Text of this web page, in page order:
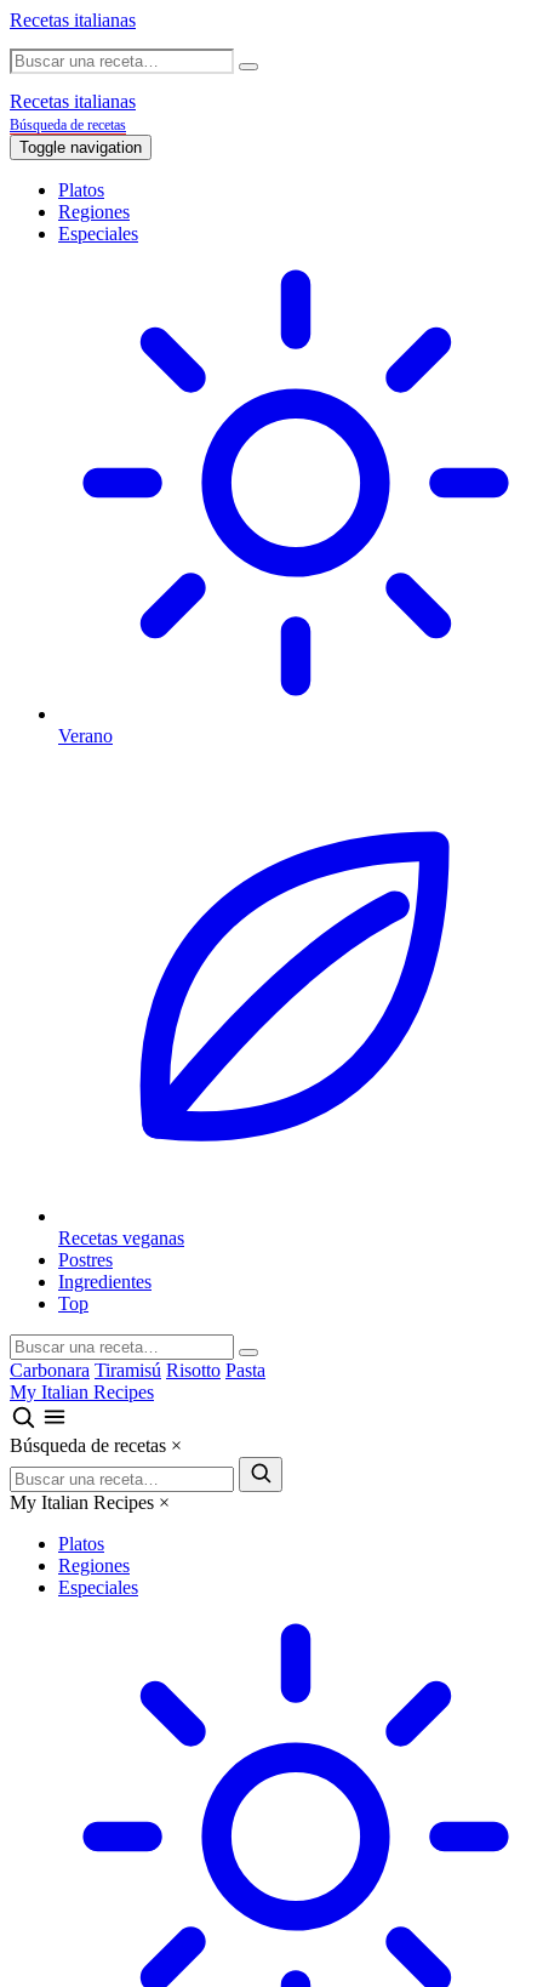
Recetas italianas
Recetas italianas
Búsqueda de recetas
Toggle navigation
Platos
Regiones
Especiales
Verano
Recetas veganas
Postres
Ingredientes
Top
Carbonara Tiramisú Risotto Pasta
My Italian Recipes
Búsqueda de recetas ×
My Italian Recipes ×
Platos
Regiones
Especiales